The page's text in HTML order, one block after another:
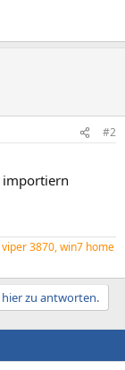
#2
importiern
3870, win7 home
zu antworten.